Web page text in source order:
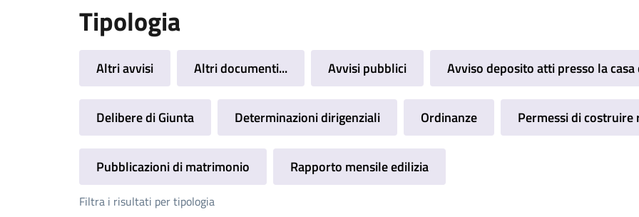
Tipologia
Altri avvisi Altri documenti... Avvisi pubblici Avviso deposito atti presso la
Delibere di Giunta Determinazioni dirigenziali Ordinanze Permessi di costruire
Pubblicazioni di matrimonio Rapporto mensile edilizia
Filtra i risultati per tipologia